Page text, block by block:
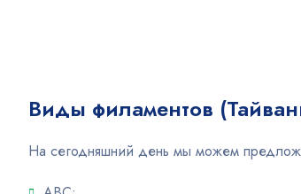
Виды филаментов
На сегодняшний день мы можем